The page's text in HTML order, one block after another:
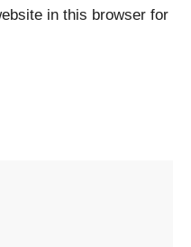
in this browser for